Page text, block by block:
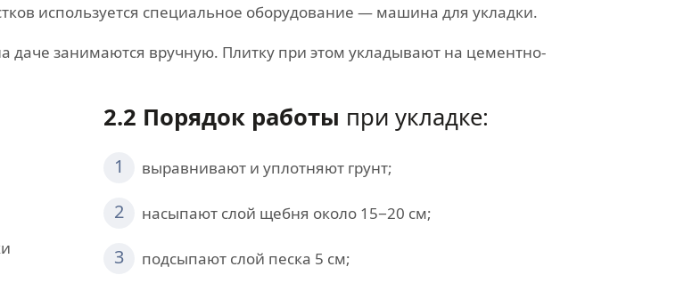
используется специальное оборудование — машина для укладки.
даче занимаются вручную. Плитку при этом укладывают на цементно-
2.2 Порядок работы при укладке:
1 выравнивают и уплотняют грунт;
2 насыпают слой щебня около 15−20 см;
3 подсыпают слой песка 5 см;